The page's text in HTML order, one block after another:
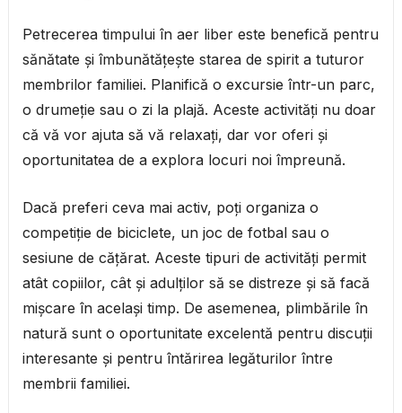
Petrecerea timpului în aer liber este benefică pentru
sănătate și îmbunătățește starea de spirit a tuturor
membrilor familiei. Planifică o excursie într-un parc,
o drumeție sau o zi la plajă. Aceste activități nu doar
că vă vor ajuta să vă relaxați, dar vor oferi și
oportunitatea de a explora locuri noi împreună.
Dacă preferi ceva mai activ, poți organiza o
competiție de biciclete, un joc de fotbal sau o
sesiune de cățărat. Aceste tipuri de activități permit
atât copiilor, cât și adulților să se distreze și să facă
mișcare în același timp. De asemenea, plimbările în
natură sunt o oportunitate excelentă pentru discuții
interesante și pentru întărirea legăturilor între
membrii familiei.